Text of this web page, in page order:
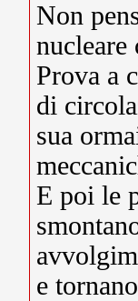
Non
Prova a
di
sua
E poi le
e